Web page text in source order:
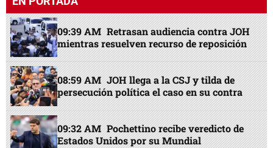
09:39 AM Retrasan audiencia contra JOH
mientras resuelven recurso de reposición
08:59 AM JOH llega a la CSJ y tilda de
persecución política el caso en su contra
09:32 AM Pochettino recibe veredicto de
Estados Unidos por su Mundial